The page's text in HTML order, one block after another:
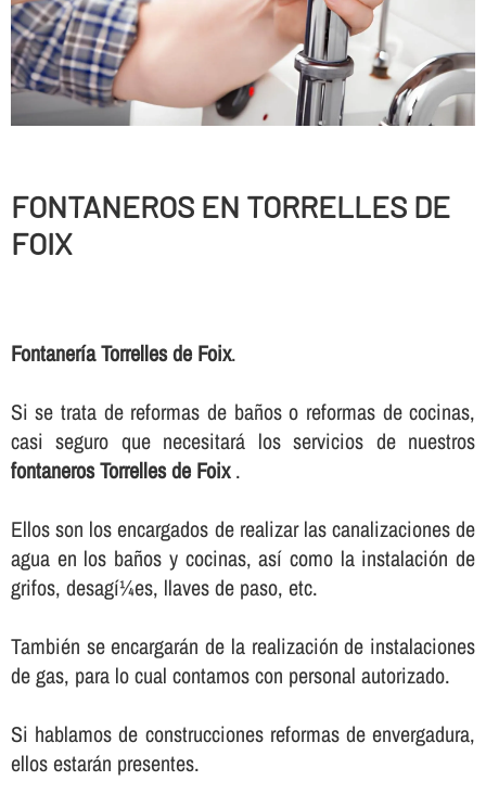
FONTANEROS EN TORRELLES DE
FOIX
Fontanerí­a Torrelles de Foix.
Si se trata de reformas de baños o reformas de cocinas,
casi seguro que necesitará los servicios de nuestros
fontaneros Torrelles de Foix.
Ellos son los encargados de realizar las canalizaciones de
agua en los baños y cocinas, así­ como la instalación de
grifos, desagí¼es, llaves de paso, etc.
También se encargarán de la realización de instalaciones
de gas, para lo cual contamos con personal autorizado.
Si hablamos de construcciones reformas de envergadura,
ellos estarán presentes.